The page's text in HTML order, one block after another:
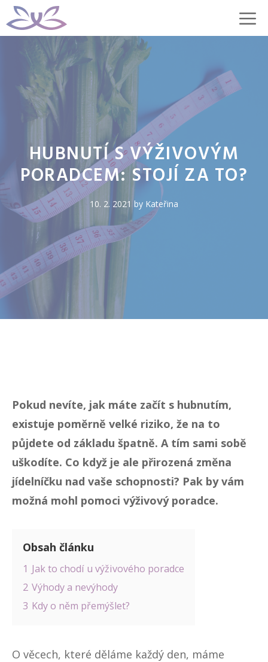
Přeskočit
na
HUBNUTÍ S VÝŽIVOVÝM
PORADCEM: STOJÍ ZA TO?
10. 2. 2021 by Kateřina
Pokud nevíte, jak máte začít s hubnutím,
existuje poměrně velké riziko, že na to
půjdete od základu špatně. A tím sami sobě
uškodíte. Co když je ale přirozená změna
jídelníčku nad vaše schopnosti? Pak by vám
možná mohl pomoci výživový poradce.
Obsah článku
1 Jak to chodí u výživového poradce
2 Výhody a nevýhody
3 Kdy o něm přemýšlet?
O věcech, které děláme každý den, máme